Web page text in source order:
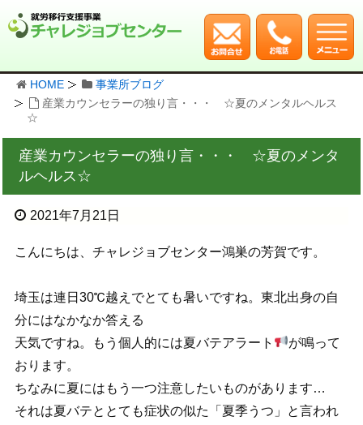
HOME
事業所ブログ
産業カウンセラーの独り言・・・ ☆夏のメンタルヘルス
☆
産業カウンセラーの独り言・・・ ☆夏のメンタ
ルヘルス☆
2021年7月21日
こんにちは、チャレジョブセンター鴻巣の芳賀です。
埼玉は連日30℃越えでとても暑いですね。東北出身の自
分にはなかなか答える
天気ですね。もう個人的には夏バテアラート
が鳴って
おります。
ちなみに夏にはもう一つ注意したいものがあります…
それは夏バテととても症状の似た「夏季うつ」と言われ